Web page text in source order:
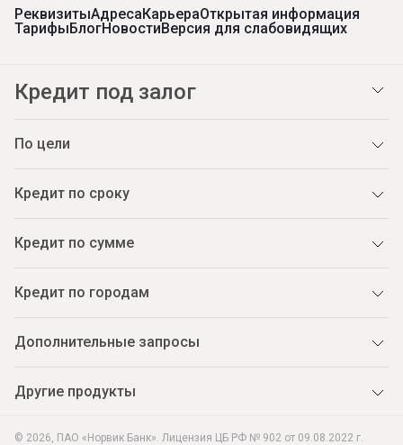
© 2026, ПАО «Норвик Банк». Лицензия ЦБ РФ № 902 от 09.08.2022 г.
РеквизитыАдресаКарьераОткрытая информация
ТарифыБлогНовостиВерсия для слабовидящих
Кредит под залог
По цели
Кредит по сроку
Кредит по сумме
Кредит по городам
Дополнительные запросы
Другие продукты